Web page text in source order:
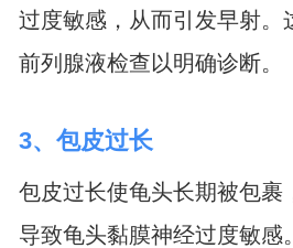
过度敏感，从而引发早射。
前列腺液检查以明确诊断。
3、包皮过长
包皮过长使龟头长期被包裹
导致龟头黏膜神经过度敏感